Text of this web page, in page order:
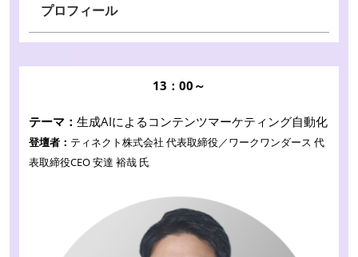
プロフィール
13：00～
テーマ： 生成AIによるコンテンツマーケティング自動化
登壇者： ティネクト株式会社 代表取締役／ワークワンダース 代
表取締役CEO 安達 裕哉 氏